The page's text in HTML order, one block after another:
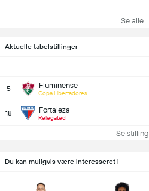
Aktuelle tabelstillinger
5 Fluminense
Copa Libertadores
18 Fortaleza
Relegated
Se stilling
Se alle
Du kan muligvis være interesseret i